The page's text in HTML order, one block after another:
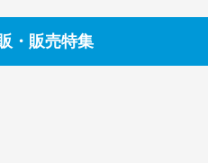
・販売特集